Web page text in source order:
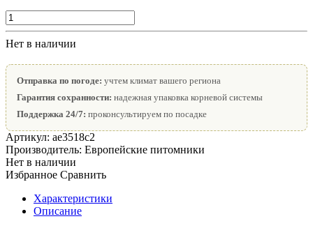
Нет в наличии
Отправка по погоде: учтем климат вашего региона
Гарантия сохранности: надежная упаковка корневой системы
Поддержка 24/7: проконсультируем по посадке
Артикул: ae3518с2
Производитель: Европейские питомники
Нет в наличии
Избранное Сравнить
Характеристики
Описание